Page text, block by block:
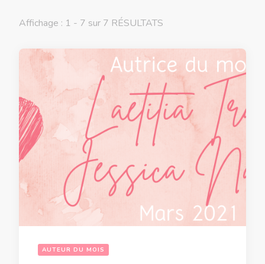
Affichage : 1 - 7 sur 7 RÉSULTATS
AUTEUR DU MOIS